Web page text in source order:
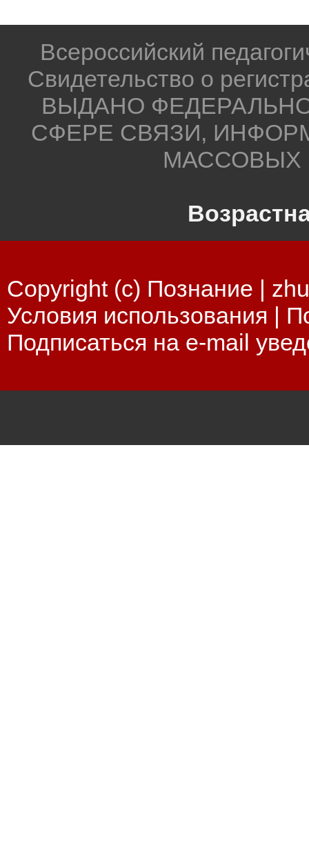
Всероссийский
Свидетельство о
ВЫДАНО
СФЕРЕ СВЯЗИ,
МАССОВЫХ
Copyright (c) Познание |
Условия использования |
Подписаться на e-mail